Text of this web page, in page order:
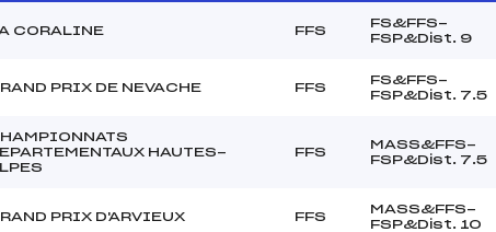
CORALINE FFS
FS&FFS-
FSP&Dist. 9
PRIX DE NEVACHE FFS
FS&FFS-
FSP&Dist. 7.5
HAUTES-
FFS
MASS&FFS-
FSP&Dist. 7.5
PRIX D'ARVIEUX FFS
MASS&FFS-
FSP&Dist. 10